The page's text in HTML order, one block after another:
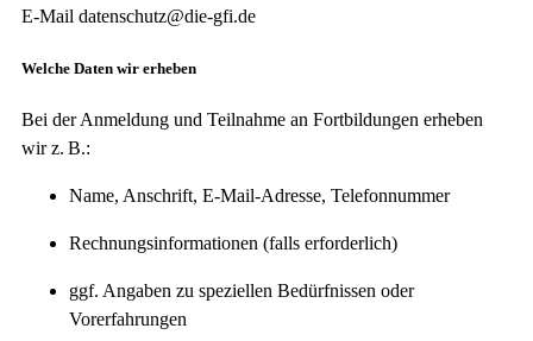
E-Mail datenschutz@die-gfi.de
Welche Daten wir erheben
Bei der Anmeldung und Teilnahme an Fortbildungen erheben
wir z. B.:
Name, Anschrift, E-Mail-Adresse, Telefonnummer
Rechnungsinformationen (falls erforderlich)
ggf. Angaben zu speziellen Bedürfnissen oder
Vorerfahrungen